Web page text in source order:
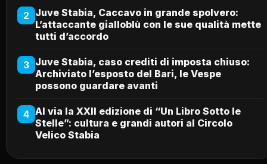
2 Juve Stabia, Caccavo in grande spolvero:
L’attaccante gialloblù con le sue qualità mette
tutti d’accordo
3 Juve Stabia, caso crediti di imposta chiuso:
Archiviato l’esposto del Bari, le Vespe
possono guardare avanti
4 Al via la XXII edizione di “Un Libro Sotto le
Stelle”: cultura e grandi autori al Circolo
Velico Stabia